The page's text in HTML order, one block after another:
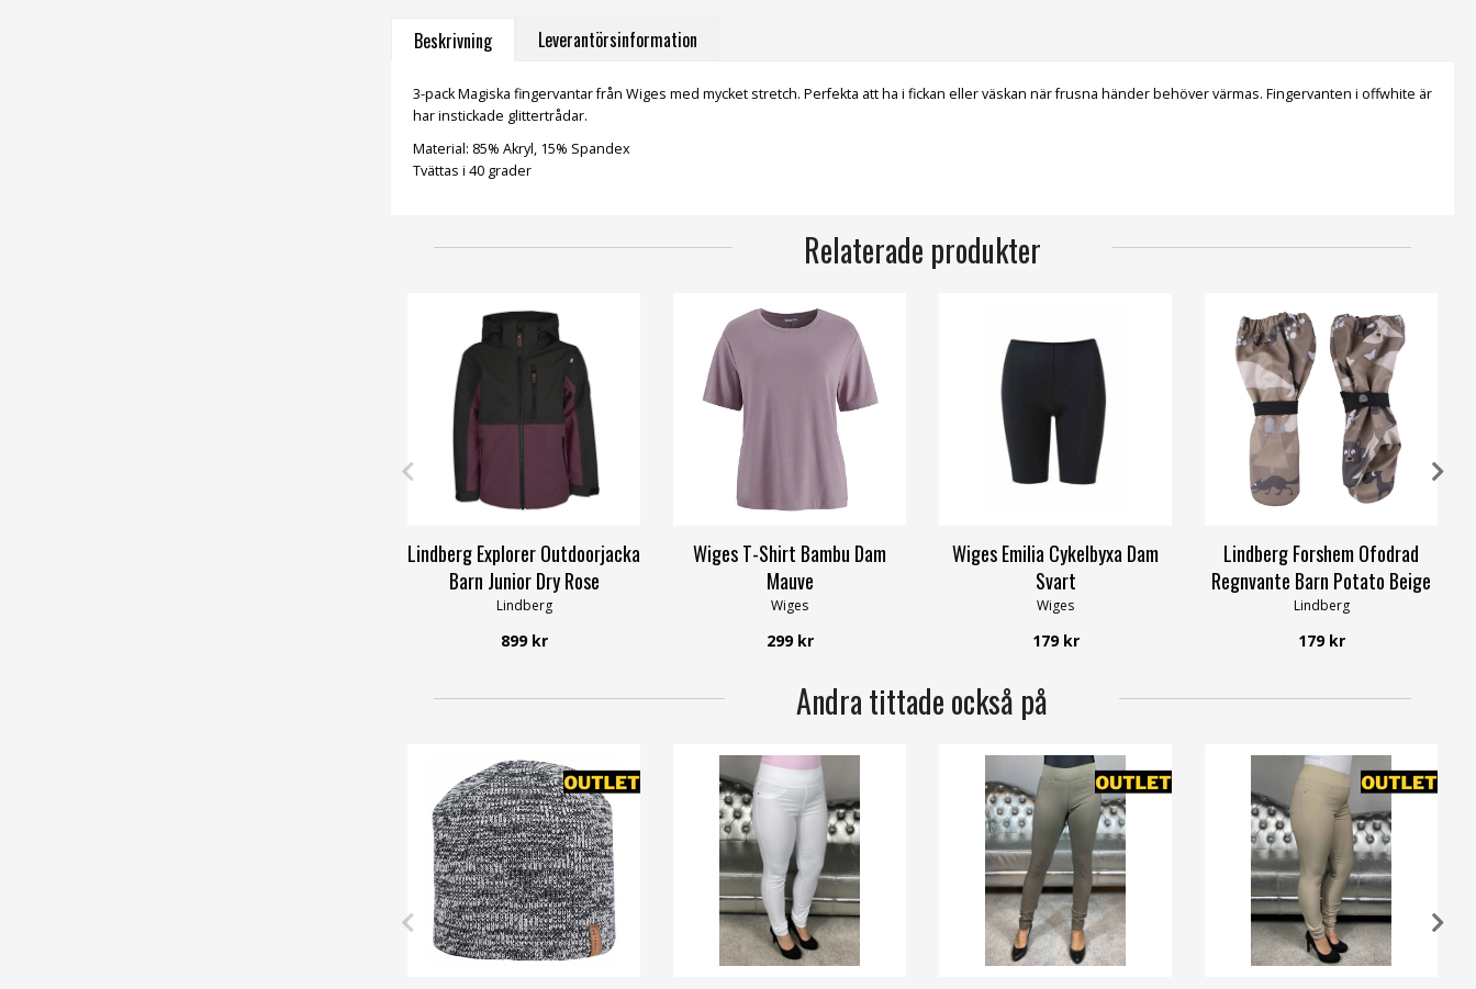
Beskrivning Leverantörsinformation
3-pack Magiska fingervantar från Wiges med mycket stretch. Perfekta att ha i fickan eller väskan när frusna händer behöver värmas. Fingervanten i offwhite är
har instickade glittertrådar.
Material: 85% Akryl, 15% Spandex
Tvättas i 40 grader
Relaterade produkter
Lindberg Explorer Outdoorjacka
Barn Junior Dry Rose
Lindberg
899 kr
Wiges T-Shirt Bambu Dam
Mauve
Wiges
299 kr
Wiges Emilia Cykelbyxa Dam
Svart
Wiges
179 kr
Lindberg Forshem Ofodrad
Regnvante Barn Potato Beige
Lindberg
179 kr
Andra tittade också på